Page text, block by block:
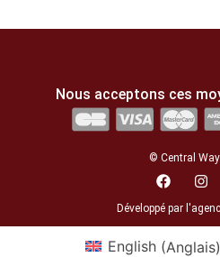
Nous acceptons ces
© Central
Développé par
English(Anglais)